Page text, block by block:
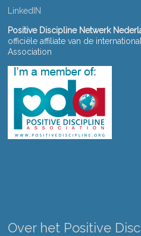
LinkedIN
Positive Discipline Netwerk
officiële affiliate van de
Association
Over het Positive